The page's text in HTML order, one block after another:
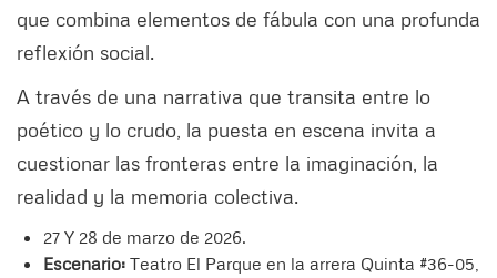
que combina elementos de fábula con una profunda
reflexión social.
A través de una narrativa que transita entre lo
poético y lo crudo, la puesta en escena invita a
cuestionar las fronteras entre la imaginación, la
realidad y la memoria colectiva.
27 Y 28 de marzo de 2026.
Escenario: Teatro El Parque en la arrera Quinta #36-05,